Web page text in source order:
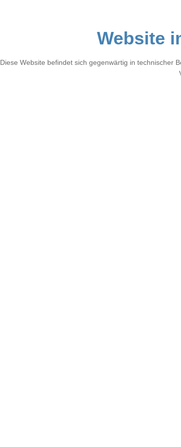
Website
Diese Website befindet sich gegenwärtig in technischer